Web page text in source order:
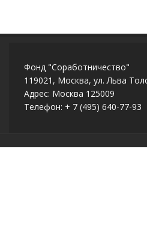
Фонд "Соработничество"
119021, Москва, ул. Льва
Адрес: Москва 125009
Телефон: + 7 (495) 640-77-93